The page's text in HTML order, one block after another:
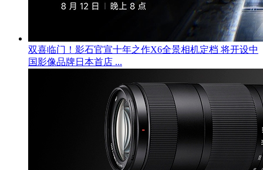
双喜临门！影石官宣十年之作X6全景相机定档 将开设中
国影像品牌日本首店 ...